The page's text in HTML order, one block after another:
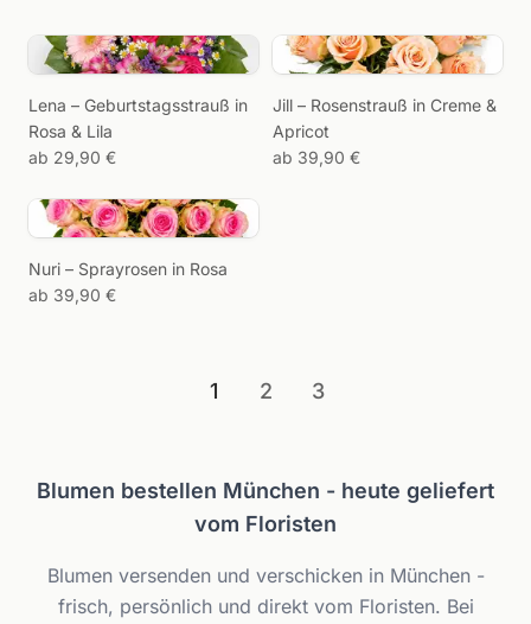
Rosensträuße entdecken →
Lena – Geburtstagsstrauß in
Rosa & Lila
ab 29,90 €
Jill – Rosenstrauß in Creme &
Apricot
ab 39,90 €
Nuri – Sprayrosen in Rosa
ab 39,90 €
Laden Sie ein Foto von
Arrangement hoch und
wir melden uns bei Ihnen
mit einem Angebot.
1 2 3
Blumen bestellen München - heute geliefert
vom Floristen
Blumen versenden und verschicken in München -
frisch, persönlich und direkt vom Floristen. Bei